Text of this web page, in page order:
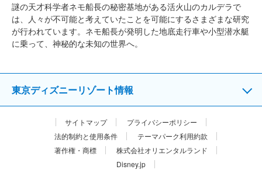
謎の天才科学者ネモ船長の秘密基地がある活火山のカルデラで
は、人々が不可能と考えていたことを可能にするさまざまな研究
が行われています。ネモ船長が発明した地底走行車や小型潜水艇
に乗って、神秘的な未知の世界へ。
東京ディズニーリゾート情報
サイトマップ
プライバシーポリシー
法的制約と使用条件
テーマパーク利用約款
著作権・商標
株式会社オリエンタルランド
Disney.jp